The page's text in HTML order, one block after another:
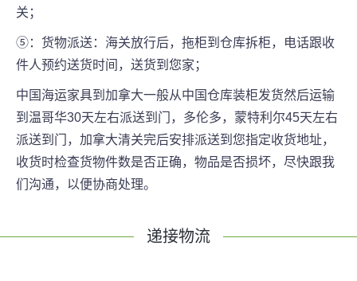
关；
⑤：货物派送：海关放行后，拖柜到仓库拆柜，电话跟收
件人预约送货时间，送货到您家；
中国海运家具到加拿大一般从中国仓库装柜发货然后运输
到温哥华30天左右派送到门，多伦多，蒙特利尔45天左右
派送到门，加拿大清关完后安排派送到您指定收货地址，
收货时检查货物件数是否正确，物品是否损坏，尽快跟我
们沟通，以便协商处理。
递接物流